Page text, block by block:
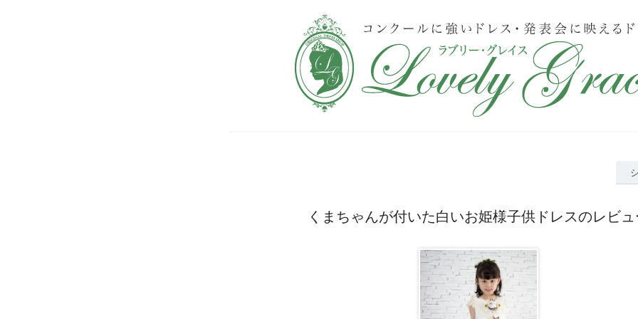
くまちゃんが付いた白いお姫様子供ドレスのレビュ